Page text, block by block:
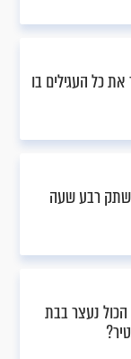
כל העגילים בו
שתק רבע שעה
נעצר בבת